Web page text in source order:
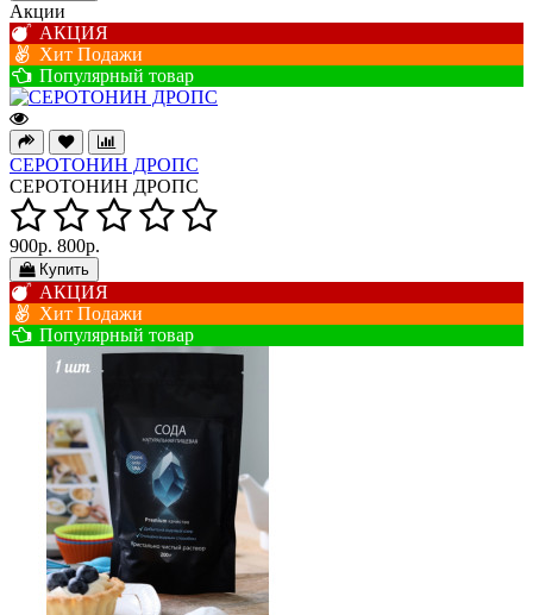
Акции
АКЦИЯ
Хит Подажи
Популярный товар
СЕРОТОНИН ДРОПС
СЕРОТОНИН ДРОПС
900р. 800р.
Купить
АКЦИЯ
Хит Подажи
Популярный товар